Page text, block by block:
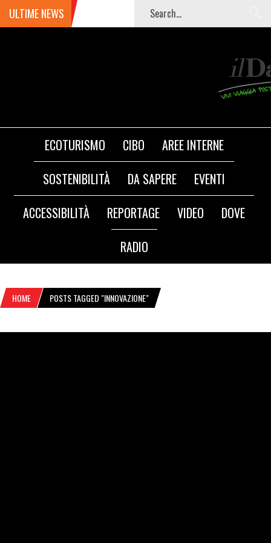
ULTIME NEWS
ECOTURISMO CIBO
AREE INTERNE
SOSTENIBILITÀ
DA SAPERE
EVENTI
ACCESSIBILITÀ
REPORTAGE VIDEO
DOVE
RADIO
HOME POSTS TAGGED "INNOVAZIONE"